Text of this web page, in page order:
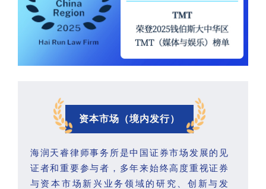
资本市场（境内发行）
海润天睿律师事务所是中国证券市场发展的见
证者和重要参与者，多年来始终高度重视证券
与资本市场新兴业务领域的研究、创新与发